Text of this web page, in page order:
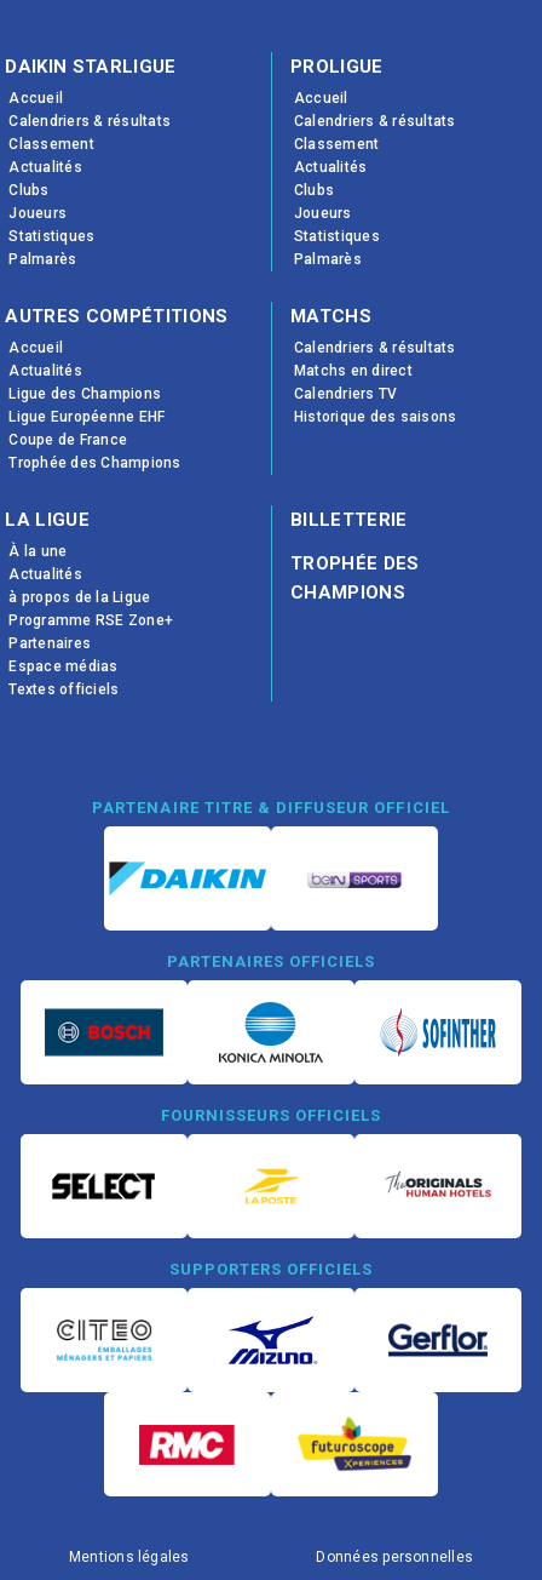
DAIKIN STARLIGUE
Accueil
Calendriers & résultats
Classement
Actualités
Clubs
Joueurs
Statistiques
Palmarès
PROLIGUE
Accueil
Calendriers & résultats
Classement
Actualités
Clubs
Joueurs
Statistiques
Palmarès
AUTRES COMPÉTITIONS
Accueil
Actualités
Ligue des Champions
Ligue Européenne EHF
Coupe de France
Trophée des Champions
MATCHS
Calendriers & résultats
Matchs en direct
Calendriers TV
Historique des saisons
LA LIGUE
À la une
Actualités
à propos de la Ligue
Programme RSE Zone+
Partenaires
Espace médias
Textes officiels
BILLETTERIE
TROPHÉE DES
CHAMPIONS
PARTENAIRE TITRE & DIFFUSEUR OFFICIEL
PARTENAIRES OFFICIELS
FOURNISSEURS OFFICIELS
SUPPORTERS OFFICIELS
Mentions légales Données personnelles